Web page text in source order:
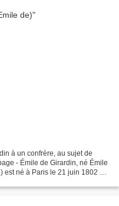
à un confrère, au sujet de
- Émile de Girardin, né Émile
est né à Paris le 21 juin 1802 et